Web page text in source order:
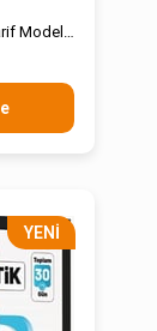
Model
1
YENI
ÜRÜN